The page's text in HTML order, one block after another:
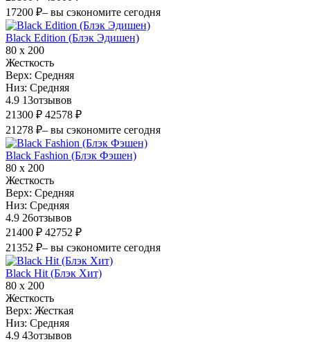
17200 ₽– вы сэкономите сегодня
Black Edition (Блэк Эдишен)
80 х 200
Жесткость
Верх: Средняя
Низ: Средняя
4.9 13отзывов
21300 ₽ 42578 ₽
21278 ₽– вы сэкономите сегодня
Black Fashion (Блэк Фэшен)
80 х 200
Жесткость
Верх: Средняя
Низ: Средняя
4.9 26отзывов
21400 ₽ 42752 ₽
21352 ₽– вы сэкономите сегодня
Black Hit (Блэк Хит)
80 х 200
Жесткость
Верх: Жесткая
Низ: Средняя
4.9 43отзывов